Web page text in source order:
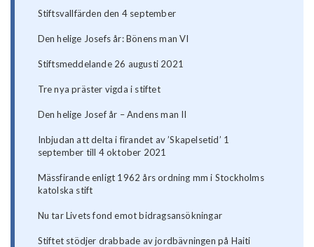
Stiftsvallfärden den 4 september
Den helige Josefs år: Bönens man VI
Stiftsmeddelande 26 augusti 2021
Tre nya präster vigda i stiftet
Den helige Josef år – Andens man II
Inbjudan att delta i firandet av ’Skapelsetid’ 1
september till 4 oktober 2021
Mässfirande enligt 1962 års ordning mm i Stockholms
katolska stift
Nu tar Livets fond emot bidragsansökningar
Stiftet stödjer drabbade av jordbävningen på Haiti